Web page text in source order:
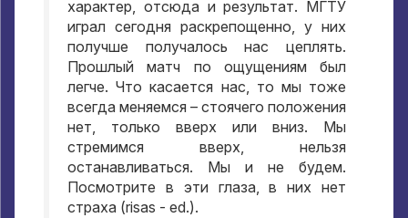
характер, отсюда и результат. МГТУ
играл сегодня раскрепощенно, у них
получше получалось нас цеплять.
Прошлый матч по ощущениям был
легче.Что касается нас, то мы тоже
всегда меняемся – стоячего положения
нет, только вверх или вниз. Мы
стремимся вверх, нельзя
останавливаться. Мы и не будем.
Посмотрите в эти глаза,в них нет
страха (risas - ed.).